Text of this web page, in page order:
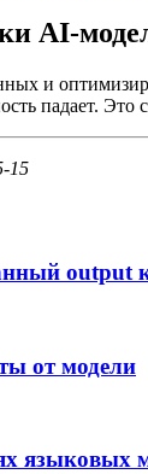
AI-
и
падает.
15
output
от модели
языковых